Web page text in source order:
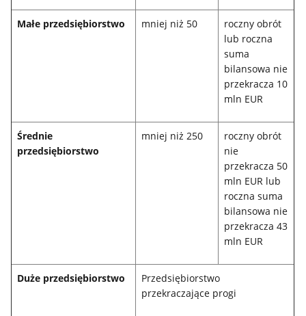
Małe przedsiębiorstwo mniej niż 50
roczny obrót
lub roczna
suma
bilansowa nie
przekracza 10
mln EUR
Średnie
przedsiębiorstwo
mniej niż 250
roczny obrót
nie
przekracza 50
mln EUR lub
roczna suma
bilansowa nie
przekracza 43
mln EUR
Duże przedsiębiorstwo
Przedsiębiorstwo
przekraczające progi